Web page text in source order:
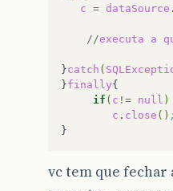
c = dataSource .
//executa a
}catch (
}finally
if ( c != null )
c . close ()
vc tem que fechar